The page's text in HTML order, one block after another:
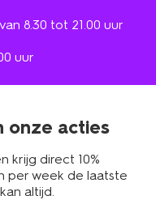
8.30 tot 21.00 uur
uur
onze acties
krijg direct 10%
per week de laatste
altijd.